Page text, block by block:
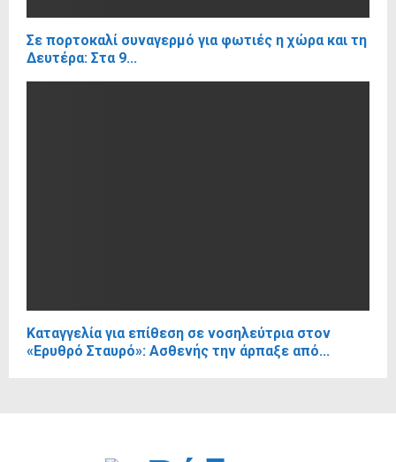
Σε πορτοκαλί συναγερμό για φωτιές η χώρα και τη
Δευτέρα: Στα 9...
Καταγγελία για επίθεση σε νοσηλεύτρια στον
«Ερυθρό Σταυρό»: Ασθενής την άρπαξε από...